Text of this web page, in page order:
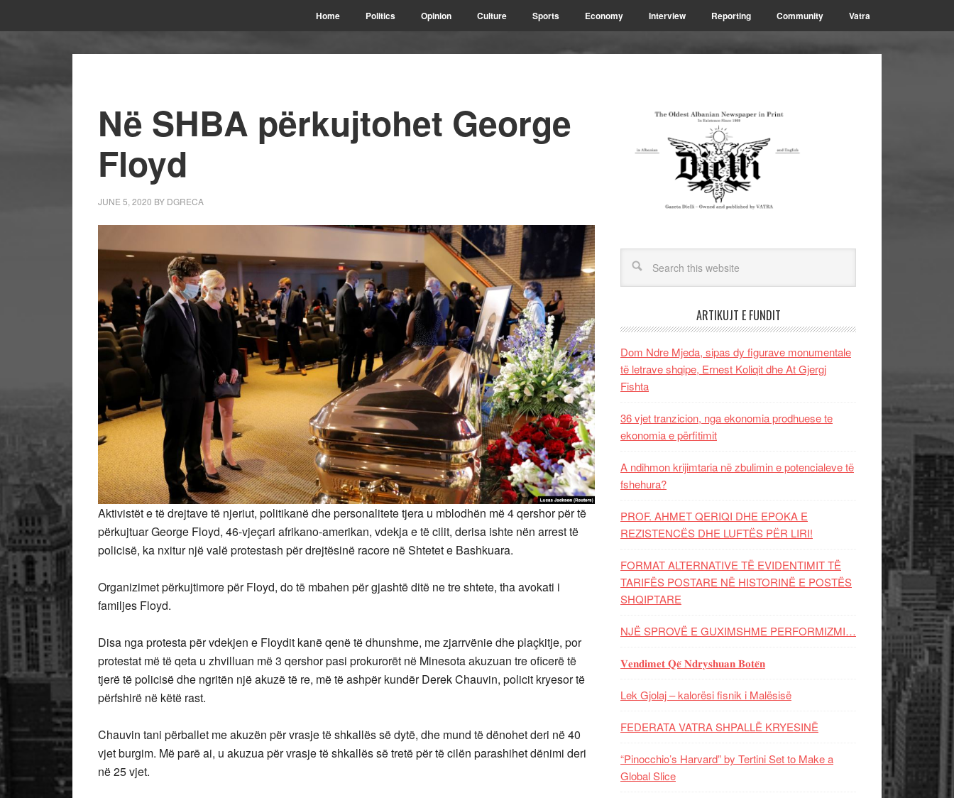
Home Politics Opinion Culture Sports Economy Interview Reporting Community Vatra
Në SHBA përkujtohet George
Floyd
JUNE 5, 2020 BY DGRECA
Aktivistët e të drejtave të njeriut, politikanë dhe personalitete tjera u mblodhën më 4 qershor për të
përkujtuar George Floyd, 46-vjeçari afrikano-amerikan, vdekja e të cilit, derisa ishte nën arrest të
policisë, ka nxitur një valë protestash për drejtësinë racore në Shtetet e Bashkuara.
Organizimet përkujtimore për Floyd, do të mbahen për gjashtë ditë ne tre shtete, tha avokati i
familjes Floyd.
Disa nga protesta për vdekjen e Floydit kanë qenë të dhunshme, me zjarrvënie dhe plaçkitje, por
protestat më të qeta u zhvilluan më 3 qershor pasi prokurorët në Minesota akuzuan tre oficerë të
tjerë të policisë dhe ngritën një akuzë të re, më të ashpër kundër Derek Chauvin, policit kryesor të
përfshirë në këtë rast.
Chauvin tani përballet me akuzën për vrasje të shkallës së dytë, dhe mund të dënohet deri në 40
vjet burgim. Më parë ai, u akuzua për vrasje të shkallës së tretë për të cilën parashihet dënimi deri
në 25 vjet.
ARTIKUJT E FUNDIT
Dom Ndre Mjeda, sipas dy figurave monumentale
të letrave shqipe, Ernest Koliqit dhe At Gjergj
Fishta
36 vjet tranzicion, nga ekonomia prodhuese te
ekonomia e përfitimit
A ndihmon krijimtaria në zbulimin e potencialeve të
fshehura?
PROF. AHMET QERIQI DHE EPOKA E
REZISTENCЁS DHE LUFTЁS PЁR LIRI!
FORMAT ALTERNATIVE TË EVIDENTIMIT TË
TARIFËS POSTARE NË HISTORINË E POSTËS
SHQIPTARE
NJË SPROVË E GUXIMSHME PERFORMIZMI…
𝐕𝐞𝐧𝐝𝐢𝐦𝐞𝐭 𝐐𝐞̈ 𝐍𝐝𝐫𝐲𝐬𝐡𝐮𝐚𝐧 𝐁𝐨𝐭𝐞̈𝐧
Lek Gjolaj – kalorësi fisnik i Malësisë
FEDERATA VATRA SHPALLË KRYESINË
“Pinocchio’s Harvard” by Tertini Set to Make a
Global Slice